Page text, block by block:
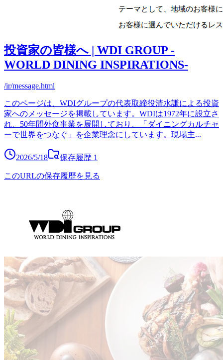
投資家の皆様へ | WDI GROUP -
WORLD DINING INSPIRATIONS-
/ir/message.html
このページは、WDIグループの代表取締役清水謙による投資
家へのメッセージを掲載しています。WDIは1972年に設立さ
れ、50年間外食事業を展開しており、「ダイニングカルチャ
ーで世界をつなぐ」を企業理念にしています。現場主...
2026/5/18 保存履歴 1
このURLの保存履歴を見る